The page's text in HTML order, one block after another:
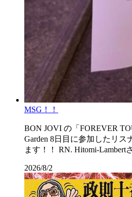
MSG！！
BON JOVI の「FOREVER
Garden 8日目に参加したリス
ます！！ RN. Hitomi-
2026/8/2